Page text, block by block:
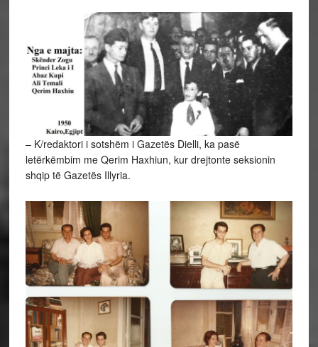
– K/redaktori i sotshëm i Gazetës Dielli, ka pasë
letërkëmbim me Qerim Haxhiun, kur drejtonte seksionin
shqip të Gazetës Illyria.